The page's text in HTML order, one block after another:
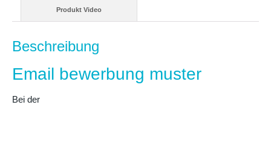
Produkt Video
Beschreibung
Email bewerbung muster
Bei der